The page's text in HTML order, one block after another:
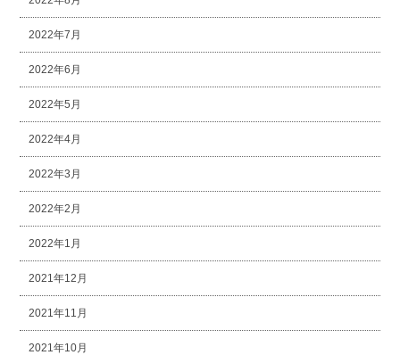
2022年7月
2022年6月
2022年5月
2022年4月
2022年3月
2022年2月
2022年1月
2021年12月
2021年11月
2021年10月